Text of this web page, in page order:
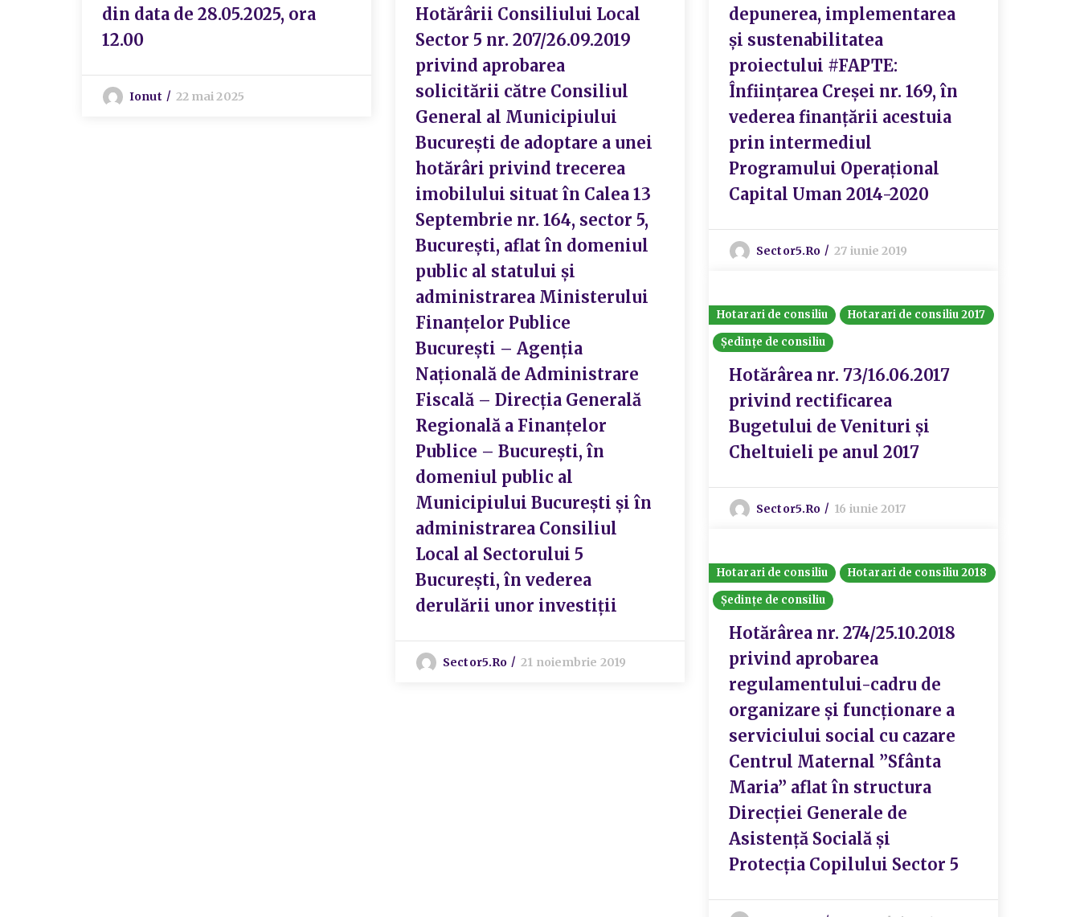
din data de 28.05.2025, ora
12.00
Ionut 22 mai 2025
Hotărârii Consiliului Local
Sector 5 nr. 207/26.09.2019
privind aprobarea
solicitării către Consiliul
General al Municipiului
București de adoptare a unei
hotărâri privind trecerea
imobilului situat în Calea 13
Septembrie nr. 164, sector 5,
București, aflat în domeniul
public al statului și
administrarea Ministerului
Finanțelor Publice
București – Agenția
Națională de Administrare
Fiscală – Direcția Generală
Regională a Finanțelor
Publice – București, în
domeniul public al
Municipiului București și în
administrarea Consiliul
Local al Sectorului 5
București, în vederea
derulării unor investiții
Sector5.ro 21 noiembrie 2019
depunerea, implementarea
și sustenabilitatea
proiectului #FAPTE:
Înființarea Creșei nr. 169, în
vederea finanțării acestuia
prin intermediul
Programului Operațional
Capital Uman 2014-2020
Sector5.ro 27 iunie 2019
Hotarari de consiliu
Hotarari de consiliu 2017
Ședințe de consiliu
Hotărârea nr. 73/16.06.2017
privind rectificarea
Bugetului de Venituri și
Cheltuieli pe anul 2017
Sector5.ro 16 iunie 2017
Hotarari de consiliu
Hotarari de consiliu 2018
Ședințe de consiliu
Hotărârea nr. 274/25.10.2018
privind aprobarea
regulamentului-cadru de
organizare și funcționare a
serviciului social cu cazare
Centrul Maternal ”Sfânta
Maria” aflat în structura
Direcției Generale de
Asistență Socială și
Protecția Copilului Sector 5